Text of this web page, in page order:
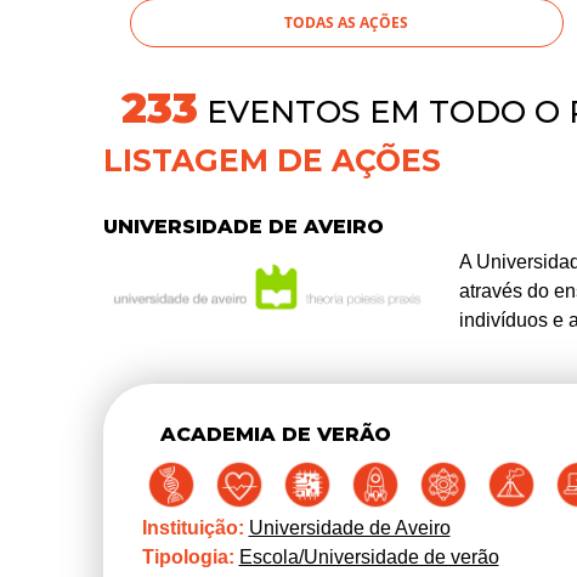
TODAS AS AÇÕES
264 EVENTOS EM TODO O
LISTAGEM DE AÇÕES
UNIVERSIDADE DE AVEIRO
A
através do
indivíduos e
ACADEMIA DE VERÃO
Instituição: Universidade de Aveiro
Tipologia: Escola/Universidade de verão